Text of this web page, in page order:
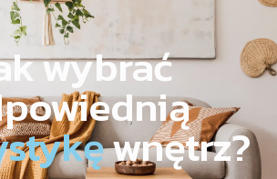
wybrać
wnętrz?